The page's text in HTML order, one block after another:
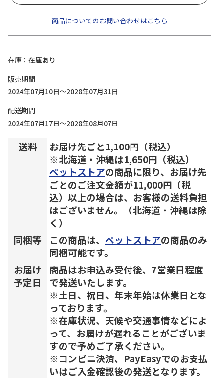
商品についてのお問い合わせはこちら
在庫
在庫あり
販売期間
2024年07月10日～2028年07月31日
配送期間
2024年07月17日～2028年08月07日
送料
お届け先ごと1,100円（税込）
※北海道・沖縄は1,650円（税込）
ペットストアの商品に限り、お届け先
ごとのご注文金額が11,000円（税
込）以上の場合は、お客様の送料負担
はございません。（北海道・沖縄は除
く）
同梱等
この商品は、 ペットストアの商品のみ
同梱可能です。
お届け
予定日
商品はお申込み受付後、7営業日程度
で発送いたします。
※土日、祝日、年末年始は休業日とな
っております。
※在庫状況、天候や交通事情などによ
って、お届けが遅れることがございま
すので予めご了承ください。
※コンビニ決済、PayEasyでのお支払
いはご入金確認後の発送となります。